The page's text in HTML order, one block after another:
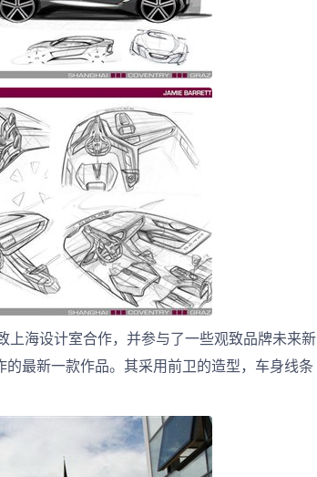
海设计室合作，并参与了一些观致品牌未来新
的最新一款作品。其采用前卫的造型，车身线条